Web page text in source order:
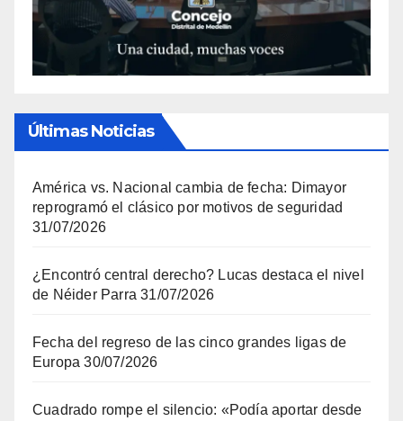
Últimas Noticias
América vs. Nacional cambia de fecha: Dimayor
reprogramó el clásico por motivos de seguridad
31/07/2026
¿Encontró central derecho? Lucas destaca el nivel
de Néider Parra 31/07/2026
Fecha del regreso de las cinco grandes ligas de
Europa 30/07/2026
Cuadrado rompe el silencio: «Podía aportar desde